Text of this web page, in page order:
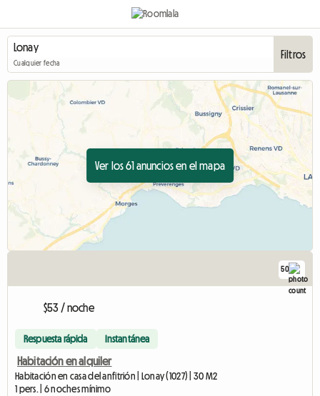
Cualquier fecha
Filtros
Ver los 61 anuncios en el mapa
50
$53 / noche
Respuesta rápida Instantánea
Habitación en alquiler
Habitación en casa del anfitrión | Lonay (1027) | 30 M2
1 pers. | 6 noches mínimo